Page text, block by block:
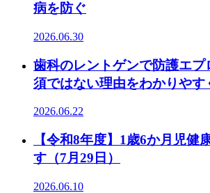
病を防ぐ
2026.06.30
歯科のレントゲンで防護エプ
須ではない理由をわかりやす
2026.06.22
【令和8年度】1歳6か月児健
す（7月29日）
2026.06.10